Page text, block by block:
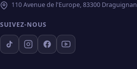
110 Avenue de l'Europe, 83300 Draguignan
SUIVEZ-NOUS